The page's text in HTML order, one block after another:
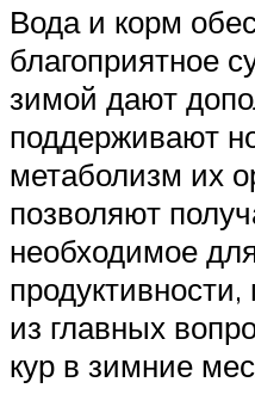
Вода и корм
благоприятное
зимой дают
поддерживают
метаболизм их
позволяют
необходимое
из главных
кур в зимние